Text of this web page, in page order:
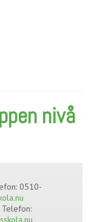
nivå
0510-